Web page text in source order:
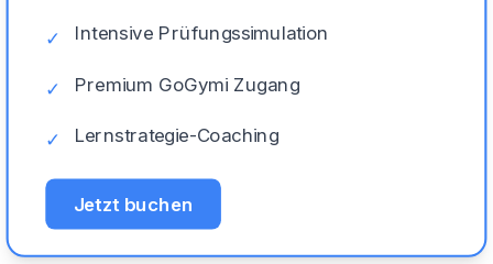
✓ Intensive Prüfungssimulation
✓ Premium GoGymi Zugang
✓ Lernstrategie-Coaching
Jetzt buchen